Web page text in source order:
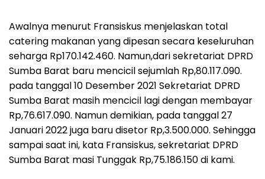
Awalnya menurut Fransiskus menjelaskan total
catering makanan yang dipesan secara keseluruhan
seharga Rp170.142.460. Namun,dari sekretariat DPRD
Sumba Barat baru mencicil sejumlah Rp,80.117.090.
pada tanggal 10 Desember 2021 Sekretariat DPRD
Sumba Barat masih mencicil lagi dengan membayar
Rp,76.617.090. Namun demikian, pada tanggal 27
Januari 2022 juga baru disetor Rp,3.500.000. Sehingga
sampai saat ini, kata Fransiskus, sekretariat DPRD
Sumba Barat masi Tunggak Rp,75.186.150 di kami.